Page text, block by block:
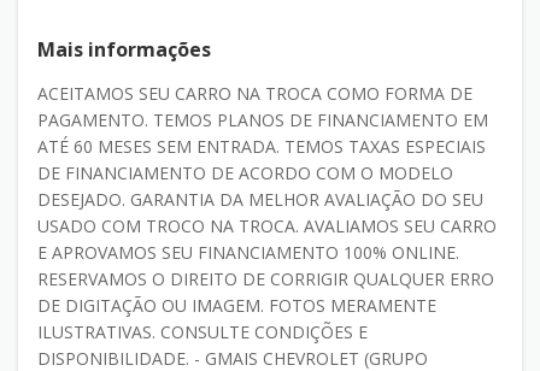
Mais informações
ACEITAMOS SEU CARRO NA TROCA COMO FORMA DE
PAGAMENTO. TEMOS PLANOS DE FINANCIAMENTO EM
ATÉ 60 MESES SEM ENTRADA. TEMOS TAXAS ESPECIAIS
DE FINANCIAMENTO DE ACORDO COM O MODELO
DESEJADO. GARANTIA DA MELHOR AVALIAÇÃO DO SEU
USADO COM TROCO NA TROCA. AVALIAMOS SEU CARRO
E APROVAMOS SEU FINANCIAMENTO 100% ONLINE.
RESERVAMOS O DIREITO DE CORRIGIR QUALQUER ERRO
DE DIGITAÇÃO OU IMAGEM. FOTOS MERAMENTE
ILUSTRATIVAS. CONSULTE CONDIÇÕES E
DISPONIBILIDADE. - GMAIS CHEVROLET (GRUPO